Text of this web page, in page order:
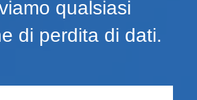
qualsiasi
di perdita di dati.